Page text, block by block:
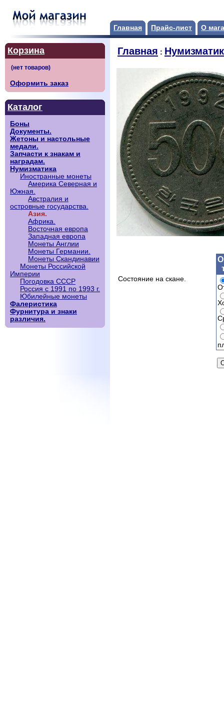
Главная Прайс-лист О
Корзина
Оформить заказ
Каталог
Боны
Документы.
Жетоны и настольные
медали.
Запчасти к знакам и
наградам.
Нумизматика
Иностранные монеты
Америка Северная и
Южная.
Австралия и
островные государства.
Азия.
Африка.
Восточная европа
Западная европа
Монеты Англии
Монеты Германии.
Монеты Скандинавии
Монеты Российской
Империи
Погодовка СССР
Россия с 1991 по 1993 г.
Юбилейные монеты
Фалеристика
Фурнитура и знаки
различия.
Главная :
Состояние на скане.